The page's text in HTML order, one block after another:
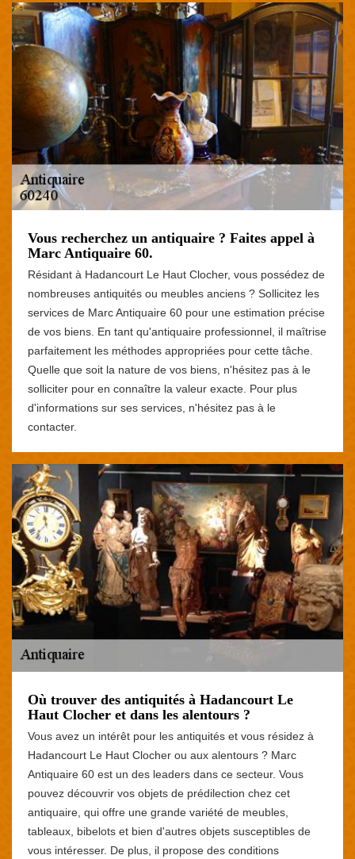
Vous recherchez un antiquaire ? Faites appel à
Marc Antiquaire 60.
Résidant à Hadancourt Le Haut Clocher, vous possédez de
nombreuses antiquités ou meubles anciens ? Sollicitez les
services de Marc Antiquaire 60 pour une estimation précise
de vos biens. En tant qu'antiquaire professionnel, il maîtrise
parfaitement les méthodes appropriées pour cette tâche.
Quelle que soit la nature de vos biens, n'hésitez pas à le
solliciter pour en connaître la valeur exacte. Pour plus
d'informations sur ses services, n'hésitez pas à le
contacter.
Où trouver des antiquités à Hadancourt Le
Haut Clocher et dans les alentours ?
Vous avez un intérêt pour les antiquités et vous résidez à
Hadancourt Le Haut Clocher ou aux alentours ? Marc
Antiquaire 60 est un des leaders dans ce secteur. Vous
pouvez découvrir vos objets de prédilection chez cet
antiquaire, qui offre une grande variété de meubles,
tableaux, bibelots et bien d'autres objets susceptibles de
vous intéresser. De plus, il propose des conditions